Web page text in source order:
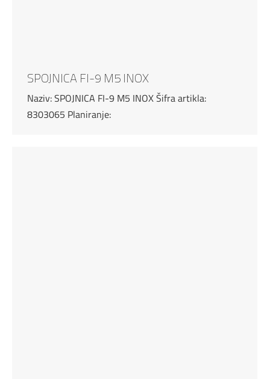
SPOJNICA FI-9 M5 INOX
Naziv: SPOJNICA FI-9 M5 INOX Šifra artikla:
8303065 Planiranje: